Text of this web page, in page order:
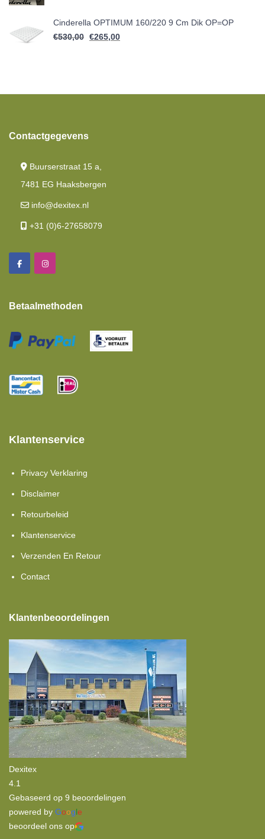
Cinderella OPTIMUM 160/220 9 Cm Dik OP=OP
€530,00 Oorspronkelijke prijs was: €530,00.
€265,00
Contactgegevens
Buurserstraat 15 a,
7481 EG Haaksbergen
info@dexitex.nl
+31 (0)6-27658079
Betaalmethoden
Klantenservice
Privacy Verklaring
Disclaimer
Retourbeleid
Klantenservice
Verzenden En Retour
Contact
Klantenbeoordelingen
Dexitex
4.1
Gebaseerd op 9 beoordelingen
powered by Google
beoordeel ons op